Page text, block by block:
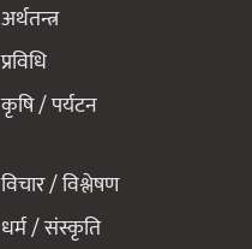
अर्थतन्त्र
प्रविधि
कृषि / पर्यटन
विचार / विश्लेषण
धर्म / संस्कृति